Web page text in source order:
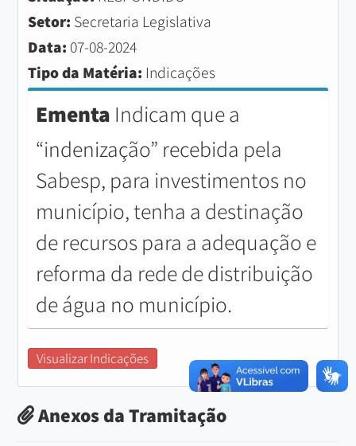
Setor: Secretaria Legislativa
Data: 07-08-2024
Tipo da Matéria: Indicações
Ementa Indicam que a
“indenização” recebida pela
Sabesp, para investimentos no
município, tenha a destinação
de recursos para a adequação e
reforma da rede de distribuição
de água no município.
Visualizar Indicações
Anexos da Tramitação